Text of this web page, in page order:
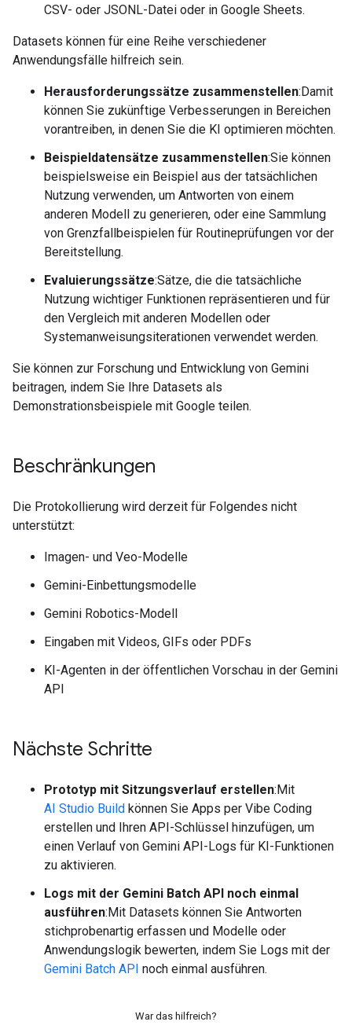
CSV- oder JSONL-Datei oder in Google Sheets.
Datasets können für eine Reihe verschiedener
Anwendungsfälle hilfreich sein.
Herausforderungssätze zusammenstellen:Damit
können Sie zukünftige Verbesserungen in Bereichen
vorantreiben, in denen Sie die KI optimieren möchten.
Beispieldatensätze zusammenstellen:Sie können
beispielsweise ein Beispiel aus der tatsächlichen
Nutzung verwenden, um Antworten von einem
anderen Modell zu generieren, oder eine Sammlung
von Grenzfallbeispielen für Routineprüfungen vor der
Bereitstellung.
Evaluierungssätze:Sätze, die die tatsächliche
Nutzung wichtiger Funktionen repräsentieren und für
den Vergleich mit anderen Modellen oder
Systemanweisungsiterationen verwendet werden.
Sie können zur Forschung und Entwicklung von Gemini
beitragen, indem Sie Ihre Datasets als
Demonstrationsbeispiele mit Google teilen.
Beschränkungen
Die Protokollierung wird derzeit für Folgendes nicht
unterstützt:
Imagen- und Veo-Modelle
Gemini-Einbettungsmodelle
Gemini Robotics-Modell
Eingaben mit Videos, GIFs oder PDFs
KI-Agenten in der öffentlichen Vorschau in der Gemini
API
Nächste Schritte
Prototyp mit Sitzungsverlauf erstellen:Mit
AI Studio Build können Sie Apps per Vibe Coding
erstellen und Ihren API-Schlüssel hinzufügen, um
einen Verlauf von Gemini API-Logs für KI-Funktionen
zu aktivieren.
Logs mit der Gemini Batch API noch einmal
ausführen:Mit Datasets können Sie Antworten
stichprobenartig erfassen und Modelle oder
Anwendungslogik bewerten, indem Sie Logs mit der
Gemini Batch API noch einmal ausführen.
War das hilfreich?